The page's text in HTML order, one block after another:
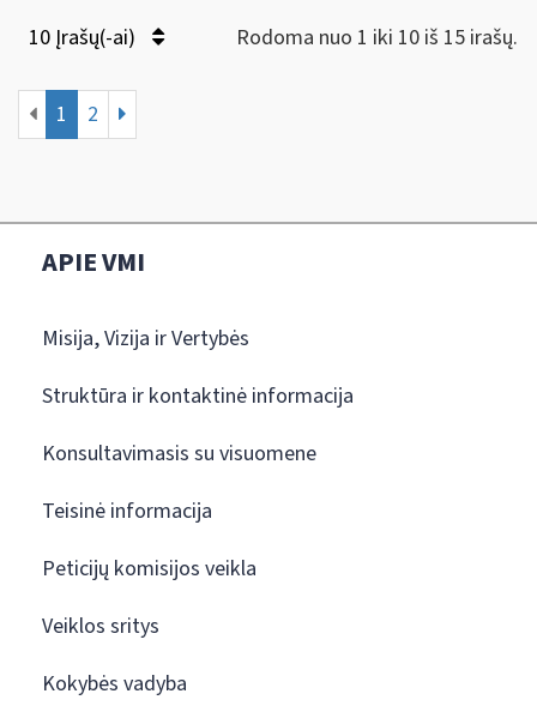
10 Įrašų(-ai) Rodoma nuo 1 iki 10 iš 15 irašų.
1 2
APIE VMI
Misija, Vizija ir Vertybės
Struktūra ir kontaktinė informacija
Konsultavimasis su visuomene
Teisinė informacija
Peticijų komisijos veikla
Veiklos sritys
Kokybės vadyba